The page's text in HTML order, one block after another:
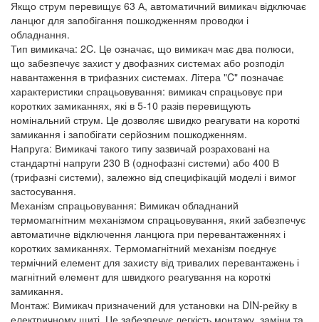
Якщо струм перевищує 63 А, автоматичний вимикач відключає
ланцюг для запобігання пошкодженням проводки і
обладнання.
Тип вимикача: 2C. Це означає, що вимикач має два полюси,
що забезпечує захист у двофазних системах або розподіл
навантаження в трифазних системах. Літера "C" позначає
характеристики спрацьовування: вимикач спрацьовує при
коротких замиканнях, які в 5-10 разів перевищують
номінальний струм. Це дозволяє швидко реагувати на короткі
замикання і запобігати серйозним пошкодженням.
Напруга: Вимикачі такого типу зазвичай розраховані на
стандартні напруги 230 В (однофазні системи) або 400 В
(трифазні системи), залежно від специфікацій моделі і вимог
застосування.
Механізм спрацьовування: Вимикач обладнаний
термомагнітним механізмом спрацьовування, який забезпечує
автоматичне відключення ланцюга при перевантаженнях і
коротких замиканнях. Термомагнітний механізм поєднує
термічний елемент для захисту від тривалих перевантажень і
магнітний елемент для швидкого реагування на короткі
замикання.
Монтаж: Вимикач призначений для установки на DIN-рейку в
електричному щиті. Це забезпечує легкість монтажу, заміни та